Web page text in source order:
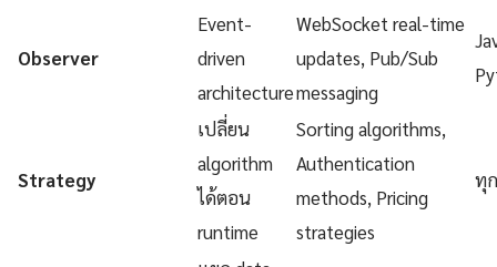
Observer
Event-
driven
architecture
WebSocket real-time
updates, Pub/Sub
messaging
Strategy
เปลี่ยน
algorithm
ได้ตอน
runtime
Sorting algorithms,
Authentication
methods, Pricing
strategies
ทุ